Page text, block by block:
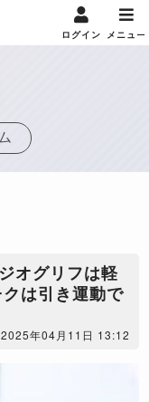
ログイン メニュー
オグリフは軽
は引き運動で
2025年04月11日 13:12